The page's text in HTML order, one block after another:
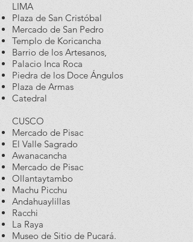
LIMA
Plaza de San Cristóbal
Mercado de San Pedro
Templo de Koricancha
Barrio de los Artesanos,
Palacio Inca Roca
Piedra de los Doce Ángulos
Plaza de Armas
Catedral
CUSCO
Mercado de Pisac
El Valle Sagrado
Awanacancha
Mercado de Pisac
Ollantaytambo
Machu Picchu
Andahuaylillas
Racchi
La Raya
Museo de Sitio de Pucará.